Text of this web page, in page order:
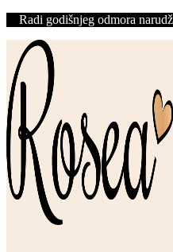
Radi godišnjeg odmora